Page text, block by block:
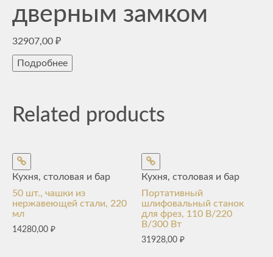
дверным замком
32907,00 ₽
Подробнее
Related products
Кухня, столовая и бар
50 шт., чашки из
нержавеющей стали, 220
мл
14280,00 ₽
Кухня, столовая и бар
Портативный
шлифовальный станок
для фрез, 110 В/220
В/300 Вт
31928,00₽